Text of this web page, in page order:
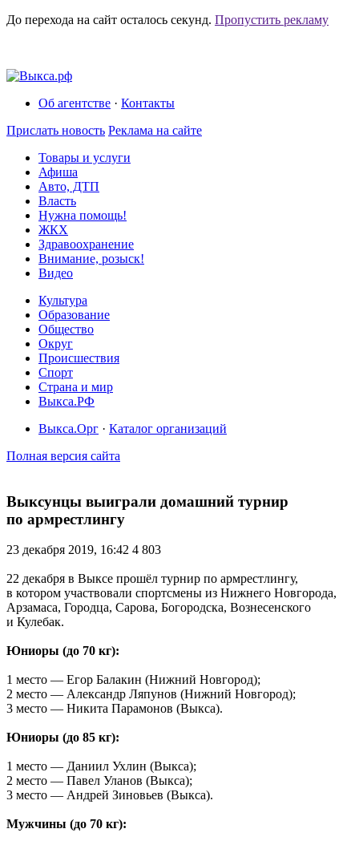
До перехода на сайт осталось секунд. Пропустить рекламу
Об агентстве · Контакты
Прислать новость Реклама на сайте
Товары и услуги
Афиша
Авто, ДТП
Власть
Нужна помощь!
ЖКХ
Здравоохранение
Внимание, розыск!
Видео
Культура
Образование
Общество
Округ
Происшествия
Спорт
Страна и мир
Выкса.РФ
Выкса.Орг · Каталог организаций
Полная версия сайта
Выксунцы выиграли домашний турнир
по армрестлингу
23 декабря 2019, 16:42 4 803
22 декабря в Выксе прошёл турнир по армрестлингу,
в котором участвовали спортсмены из Нижнего Новгорода,
Арзамаса, Городца, Сарова, Богородска, Вознесенского
и Кулебак.
Юниоры (до 70 кг):
1 место — Егор Балакин (Нижний Новгород);
2 место — Александр Ляпунов (Нижний Новгород);
3 место — Никита Парамонов (Выкса).
Юниоры (до 85 кг):
1 место — Даниил Ухлин (Выкса);
2 место — Павел Уланов (Выкса);
3 место — Андрей Зиновьев (Выкса).
Мужчины (до 70 кг):